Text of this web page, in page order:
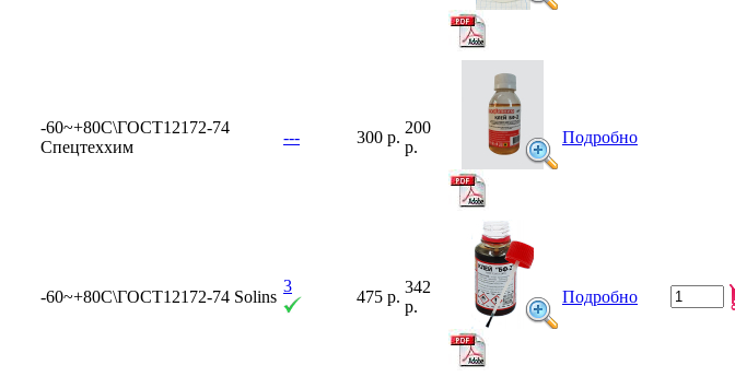
-60~+80C\ГОСТ12172-74
Спецтеххим
--- 300 р.
200
р.
Подробно
-60~+80C\ГОСТ12172-74 Solins
3
475 р.
342
р.
Подробно